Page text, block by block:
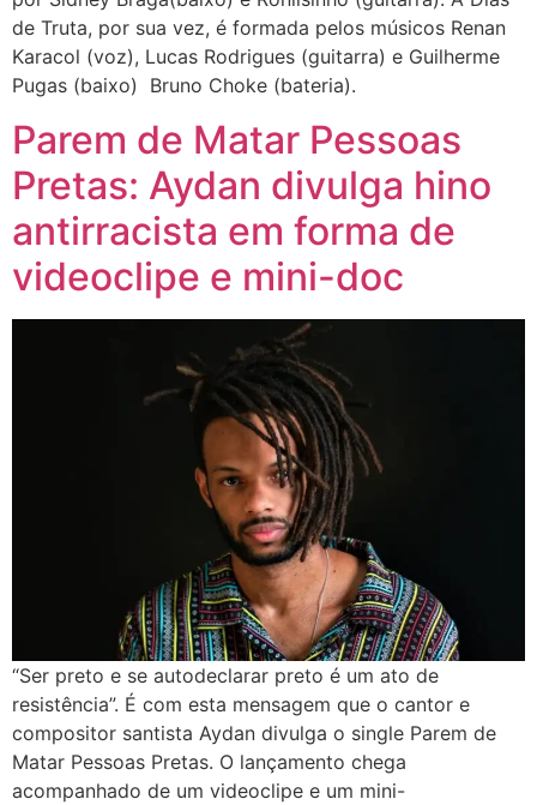
de Truta, por sua vez, é formada pelos músicos Renan
Karacol (voz), Lucas Rodrigues (guitarra) e Guilherme
Pugas (baixo) Bruno Choke (bateria).
Parem de Matar Pessoas
Pretas: Aydan divulga hino
antirracista em forma de
videoclipe e mini-doc
“Ser preto e se autodeclarar preto é um ato de
resistência”. É com esta mensagem que o cantor e
compositor santista Aydan divulga o single Parem de
Matar Pessoas Pretas. O lançamento chega
acompanhado de um videoclipe e um mini-